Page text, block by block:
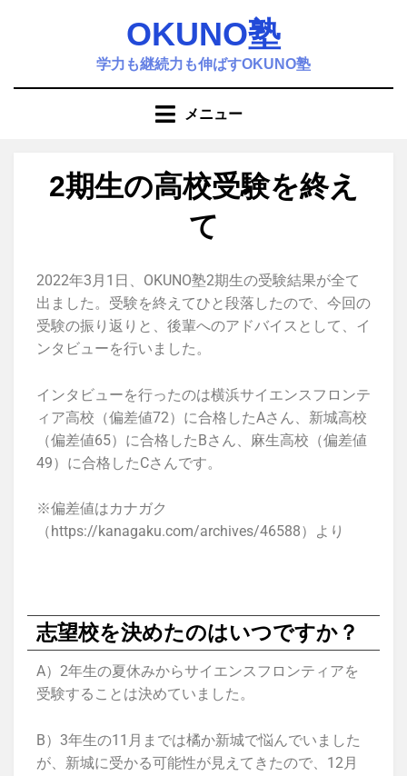
OKUNO塾
学力も継続力も伸ばすOKUNO塾
メニュー
2期生の高校受験を終え
て
2022年3月1日、OKUNO塾2期生の受験結果が全て
出ました。受験を終えてひと段落したので、今回の
受験の振り返りと、後輩へのアドバイスとして、イ
ンタビューを行いました。
インタビューを行ったのは横浜サイエンスフロンテ
ィア高校（偏差値72）に合格したAさん、新城高校
（偏差値65）に合格したBさん、麻生高校（偏差値
49）に合格したCさんです。
※偏差値はカナガク
（https://kanagaku.com/archives/46588）より
志望校を決めたのはいつですか？
A）2年生の夏休みからサイエンスフロンティアを
受験することは決めていました。
B）3年生の11月までは橘か新城で悩んでいました
が、新城に受かる可能性が見えてきたので、12月